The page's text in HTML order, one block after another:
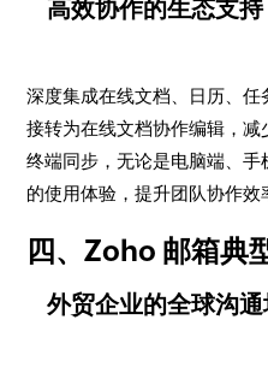
高效协作的生态支持​
深度集成在线文档、日历、
接转为在线文档协作编辑，
终端同步，无论是电脑端、
的使用体验，提升团队协作效
四、Zoho 邮箱典
外贸企业的全球沟